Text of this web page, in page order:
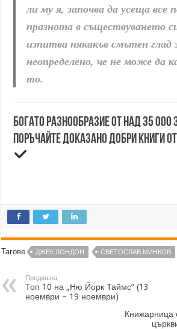
ли му я, започва да усеща все
празнота в съществуването
изпитва някакъв смътен
неопределено, че не може да
то.
Богато разнообразие от над 35 000
Поръчайте доказано добри книги
Тагове ДЖЕК ЛОНДОН СВЕТОСЛАВ МИНКОВ
Предишна
Топ 10 на „Ню Йорк Таймс“ (13
ноември – 19 ноември)
Книжарница